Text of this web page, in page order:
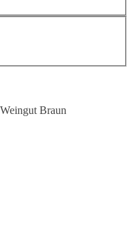
Weingut Braun